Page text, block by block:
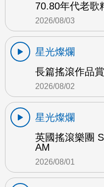
70.80年代老歌
2026/08/03
星光燦爛
長篇搖滾作品
2026/08/02
星光燦爛
英國搖滾樂團
AM
2026/08/01